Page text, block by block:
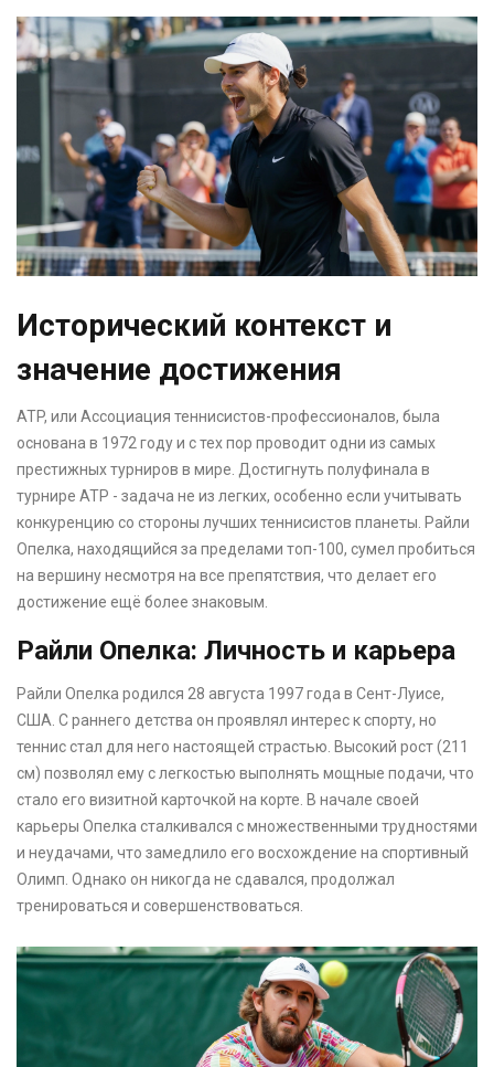
Исторический контекст и
значение достижения
ATP, или Ассоциация теннисистов-профессионалов, была
основана в 1972 году и с тех пор проводит одни из самых
престижных турниров в мире. Достигнуть полуфинала в
турнире ATP - задача не из легких, особенно если учитывать
конкуренцию со стороны лучших теннисистов планеты. Райли
Опелка, находящийся за пределами топ-100, сумел пробиться
на вершину несмотря на все препятствия, что делает его
достижение ещё более знаковым.
Райли Опелка: Личность и карьера
Райли Опелка родился 28 августа 1997 года в Сент-Луисе,
США. С раннего детства он проявлял интерес к спорту, но
теннис стал для него настоящей страстью. Высокий рост (211
см) позволял ему с легкостью выполнять мощные подачи, что
стало его визитной карточкой на корте. В начале своей
карьеры Опелка сталкивался с множественными трудностями
и неудачами, что замедлило его восхождение на спортивный
Олимп. Однако он никогда не сдавался, продолжал
тренироваться и совершенствоваться.